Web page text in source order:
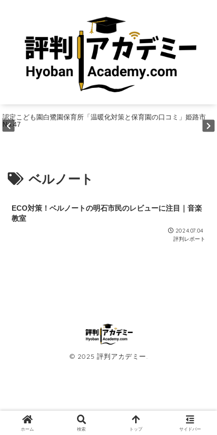
認定こども園白鷺園保育所「温暖化対策と保育園の口コミ」姫路市
No.47
ベルノート
ECO対策！ベルノートの明石市民のレビューに注目｜音楽
教室
2024.07.04
評判レポート
© 2025 評判アカデミー.
ホーム 検索 トップ サイドバー